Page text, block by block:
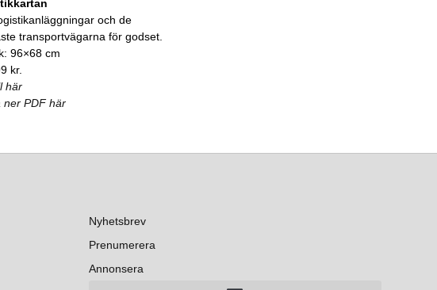
och de
transportvägarna för godset.
96×68 cm
kr.
här
ner PDF här
Nyhetsbrev
Prenumerera
Annonsera